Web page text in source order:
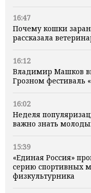
16:47
Почему кошки
рассказала
16:12
Владимир Машков
Грозном фестиваль
16:02
Неделя
важно знать
15:39
«Единая Россия»
серию спортивных
физкультурника